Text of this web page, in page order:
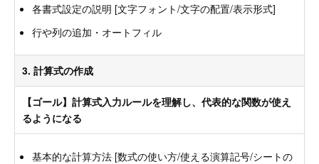
各書式設定の説明 [文字フォント/文字の配置/表示形式]
行や列の追加・オートフィル
3. 計算式の作成
【ゴール】計算式入力ルールを理解し、代表的な関数が使え
るようになる
基本的な計算方法 [数式の使い方/使える演算記号/シートの